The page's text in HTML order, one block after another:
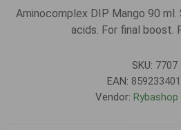
Aminocomplex DIP Mango 90
acids. For final boost.
SKU: 7707
EAN:
Vendor: